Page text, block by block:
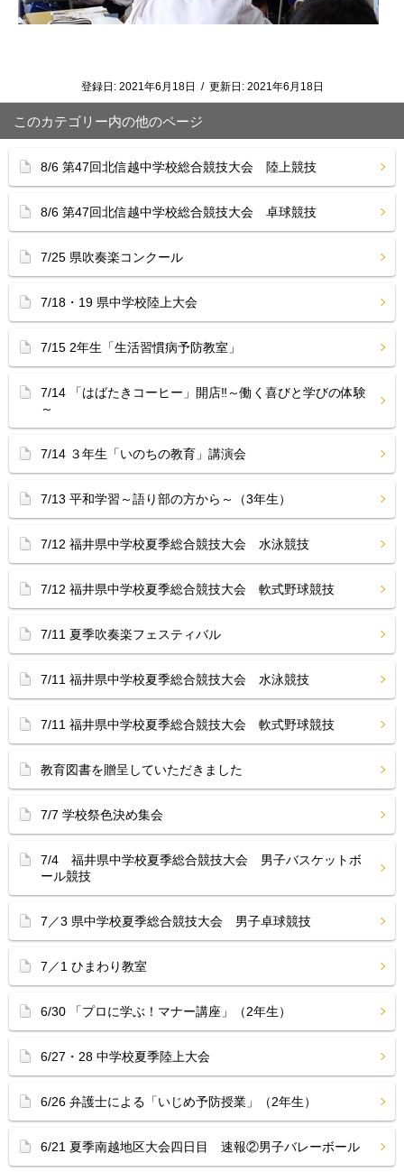
登録日: 2021年6月18日 / 更新日: 2021年6月18日
このカテゴリー内の他のページ
8/6 第47回北信越中学校総合競技大会 陸上競技
8/6 第47回北信越中学校総合競技大会 卓球競技
7/25 県吹奏楽コンクール
7/18・19 県中学校陸上大会
7/15 2年生「生活習慣病予防教室」
7/14 「はばたきコーヒー」開店‼︎～働く喜びと学びの体験
～
7/14 ３年生「いのちの教育」講演会
7/13 平和学習～語り部の方から～（3年生）
7/12 福井県中学校夏季総合競技大会 水泳競技
7/12 福井県中学校夏季総合競技大会 軟式野球競技
7/11 夏季吹奏楽フェスティバル
7/11 福井県中学校夏季総合競技大会 水泳競技
7/11 福井県中学校夏季総合競技大会 軟式野球競技
教育図書を贈呈していただきました
7/7 学校祭色決め集会
7/4 福井県中学校夏季総合競技大会 男子バスケットボ
ール競技
7／3 県中学校夏季総合競技大会 男子卓球競技
7／1 ひまわり教室
6/30 「プロに学ぶ！マナー講座」（2年生）
6/27・28 中学校夏季陸上大会
6/26 弁護士による「いじめ予防授業」（2年生）
6/21 夏季南越地区大会四日目 速報②男子バレーボール